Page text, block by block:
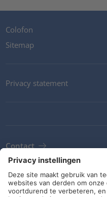
Colofon
Sitemap
Privacy statement
Contact
Newsletter